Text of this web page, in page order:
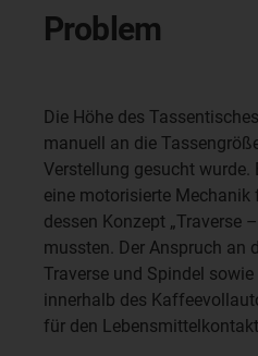
Problem
Die Höhe des
manuell an die
Verstellung gesucht
eine motorisierte Mechanik
dessen Konzept „Traverse
mussten. Der Anspruch an
Traverse und Spindel
innerhalb des
für den